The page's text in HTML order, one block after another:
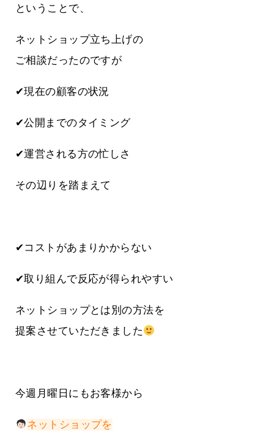
ということで、
ネットショップ立ち上げの
ご相談だったのですが
✔現在の顧客の状況
✔公開までのタイミング
✔運営される方の忙しさ
その辺りを踏まえて
✔コストがあまりかからない
✔取り組んで反応が得られやすい
ネットショップとは別の方法を
提案させていただきました
今週月曜日にもお客様から
ネットショップを